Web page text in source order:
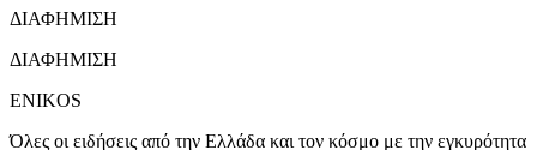
ΔΙΑΦΗΜΙΣΗ
ΔΙΑΦΗΜΙΣΗ
ENIKOS
Όλες οι ειδήσεις από την Ελλάδα και τον κόσμο με την εγκυρότητα